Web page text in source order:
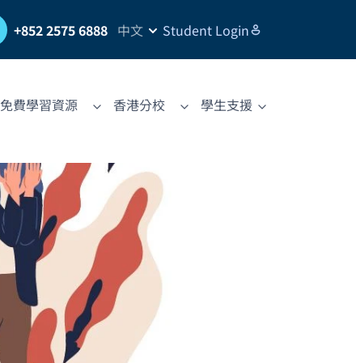
+852 2575 6888 中文 Student Login
免費學習資源 香港分校 學生支援